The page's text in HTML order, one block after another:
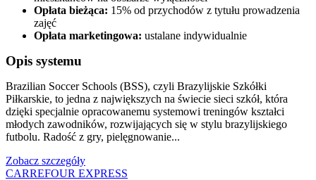
Opłata bieżąca: 15% od przychodów z tytułu prowadzenia
zajęć
Opłata marketingowa: ustalane indywidualnie
Opis systemu
Brazilian Soccer Schools (BSS), czyli Brazylijskie Szkółki
Piłkarskie, to jedna z największych na świecie sieci szkół, która
dzięki specjalnie opracowanemu systemowi treningów kształci
młodych zawodników, rozwijających się w stylu brazylijskiego
futbolu. Radość z gry, pielęgnowanie...
Zobacz szczegóły
CARREFOUR EXPRESS